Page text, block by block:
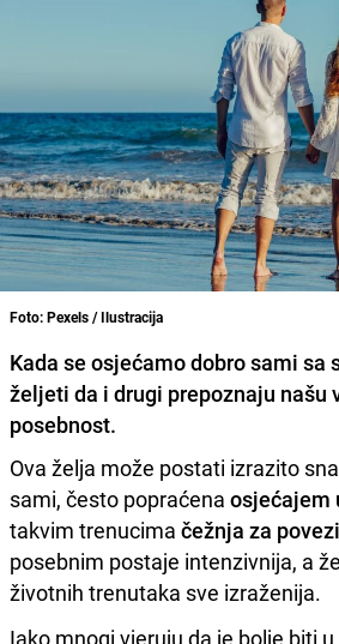
Foto: Pexels / Ilustracija
Kada se osjećamo dobro sami sa
željeti da i drugi prepoznaju našu
posebnost.
Ova želja može postati izrazito
sami, često popraćena osjećajem
takvim trenucima čežnja za
posebnim postaje intenzivnija, a
životnih trenutaka sve izraženija.
Iako mnogi vjeruju da je bolje biti